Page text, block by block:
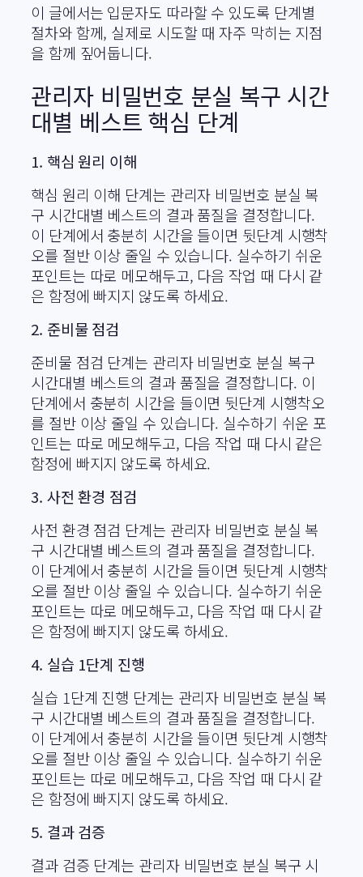
이 글에서는 입문자도 따라할 수 있도록 단계별
절차와 함께, 실제로 시도할 때 자주 막히는 지점
을 함께 짚어둡니다.
관리자 비밀번호 분실 복구 시간
대별 베스트 핵심 단계
1. 핵심 원리 이해
핵심 원리 이해 단계는 관리자 비밀번호 분실 복
구 시간대별 베스트의 결과 품질을 결정합니다.
이 단계에서 충분히 시간을 들이면 뒷단계 시행착
오를 절반 이상 줄일 수 있습니다. 실수하기 쉬운
포인트는 따로 메모해두고, 다음 작업 때 다시 같
은 함정에 빠지지 않도록 하세요.
2. 준비물 점검
준비물 점검 단계는 관리자 비밀번호 분실 복구
시간대별 베스트의 결과 품질을 결정합니다. 이
단계에서 충분히 시간을 들이면 뒷단계 시행착오
를 절반 이상 줄일 수 있습니다. 실수하기 쉬운 포
인트는 따로 메모해두고, 다음 작업 때 다시 같은
함정에 빠지지 않도록 하세요.
3. 사전 환경 점검
사전 환경 점검 단계는 관리자 비밀번호 분실 복
구 시간대별 베스트의 결과 품질을 결정합니다.
이 단계에서 충분히 시간을 들이면 뒷단계 시행착
오를 절반 이상 줄일 수 있습니다. 실수하기 쉬운
포인트는 따로 메모해두고, 다음 작업 때 다시 같
은 함정에 빠지지 않도록 하세요.
4. 실습 1단계 진행
실습 1단계 진행 단계는 관리자 비밀번호 분실 복
구 시간대별 베스트의 결과 품질을 결정합니다.
이 단계에서 충분히 시간을 들이면 뒷단계 시행착
오를 절반 이상 줄일 수 있습니다. 실수하기 쉬운
포인트는 따로 메모해두고, 다음 작업 때 다시 같
은 함정에 빠지지 않도록 하세요.
5. 결과 검증
결과 검증 단계는 관리자 비밀번호 분실 복구 시